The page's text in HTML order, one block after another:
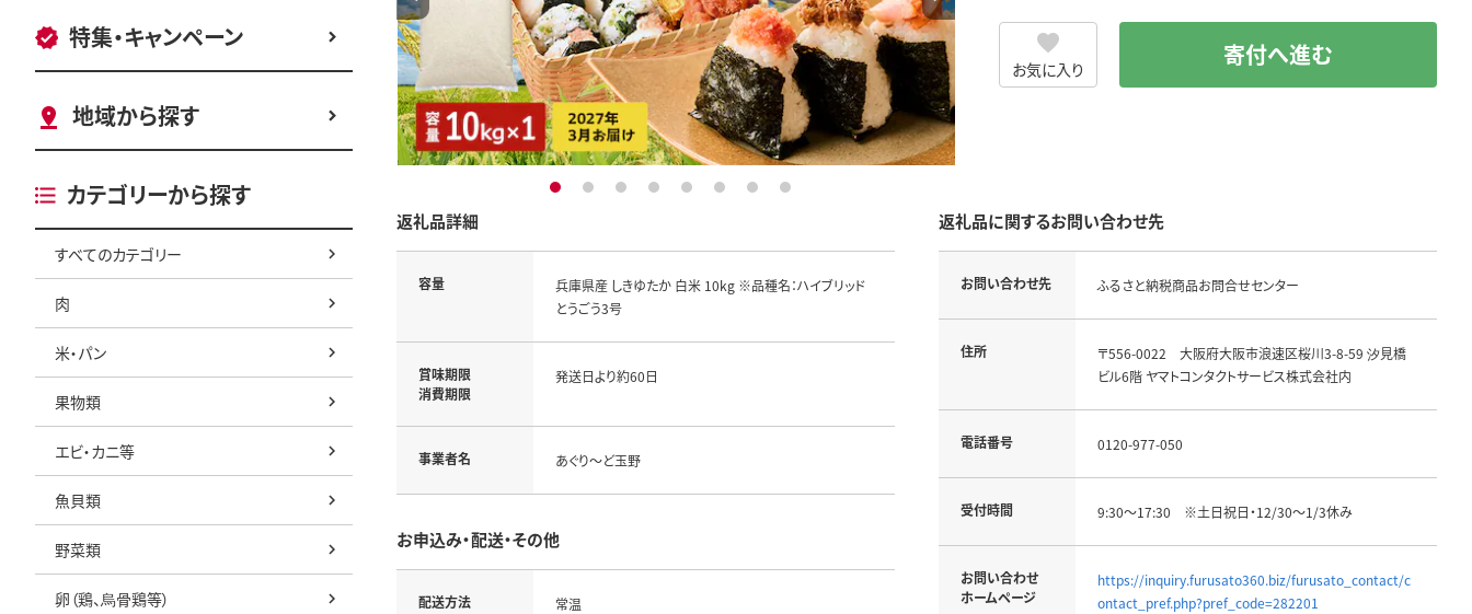
特集・キャンペーン
地域から探す
カテゴリーから探す
すべてのカテゴリー
肉
米・パン
果物類
エビ・カニ等
魚貝類
野菜類
卵（鶏、烏骨鶏等）
1 2 3 4 5 6 7 8
お気に入り 寄付へ進む
返礼品詳細
容量
兵庫県産 しきゆたか 白米 10kg ※品種名：ハイブリッド
とうごう3号
賞味期限
消費期限
発送日より約60日
事業者名 あぐり～ど玉野
お申込み・配送・その他
配送方法 常温
返礼品に関するお問い合わせ先
お問い合わせ先 ふるさと納税商品お問合せセンター
住所
〒556-0022 大阪府大阪市浪速区桜川3-8-59 汐見橋
ビル6階 ヤマトコンタクトサービス株式会社内
電話番号 0120-977-050
受付時間 9:30～17:30 ※土日祝日・12/30～1/3休み
お問い合わせ
ホームページ
https://inquiry.furusato360.biz/furusato_contact/c
ontact_pref.php?pref_code=282201